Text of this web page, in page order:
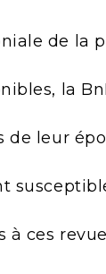
de la
la
de leur
ces